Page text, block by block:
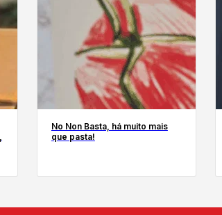
No Non Basta, há muito mais
que pasta!